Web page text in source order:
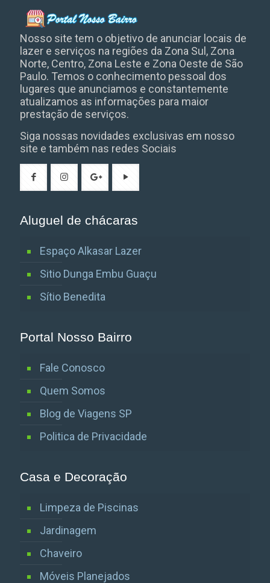
Nosso site tem o objetivo de anunciar locais de
lazer e serviços na regiões da Zona Sul, Zona
Norte, Centro, Zona Leste e Zona Oeste de São
Paulo. Temos o conhecimento pessoal dos
lugares que anunciamos e constantemente
atualizamos as informações para maior
prestação de serviços.
Siga nossas novidades exclusivas em nosso
site e também nas redes Sociais
Aluguel de chácaras
Espaço Alkasar Lazer
Sitio Dunga Embu Guaçu
Sítio Benedita
Portal Nosso Bairro
Fale Conosco
Quem Somos
Blog de Viagens SP
Politica de Privacidade
Casa e Decoração
Limpeza de Piscinas
Jardinagem
Chaveiro
Móveis Planejados